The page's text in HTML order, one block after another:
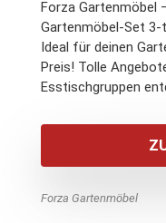
Forza Gartenmöbel
Gartenmöbel-Set
Ideal für deinen
Preis! Tolle
Esstischgruppen
Forza Gartenmöbel